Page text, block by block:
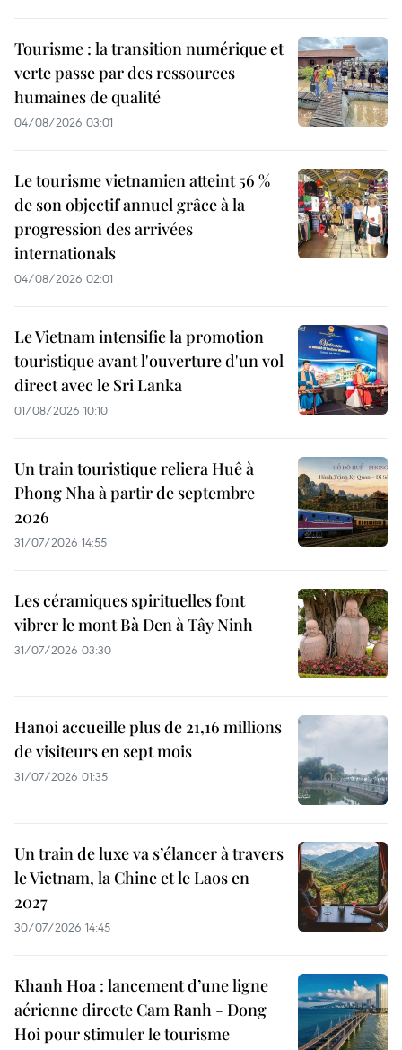
Tourisme : la transition numérique et
verte passe par des ressources
humaines de qualité
04/08/2026 03:01
Le tourisme vietnamien atteint 56 %
de son objectif annuel grâce à la
progression des arrivées
internationals
04/08/2026 02:01
Le Vietnam intensifie la promotion
touristique avant l'ouverture d'un vol
direct avec le Sri Lanka
01/08/2026 10:10
Un train touristique reliera Huê à
Phong Nha à partir de septembre
2026
31/07/2026 14:55
Les céramiques spirituelles font
vibrer le mont Bà Den à Tây Ninh
31/07/2026 03:30
Hanoi accueille plus de 21,16 millions
de visiteurs en sept mois ​
31/07/2026 01:35
Un train de luxe va s’élancer à travers
le Vietnam, la Chine et le Laos en
2027
30/07/2026 14:45
Khanh Hoa : lancement d’une ligne
aérienne directe Cam Ranh - Dong
Hoi pour stimuler le tourisme